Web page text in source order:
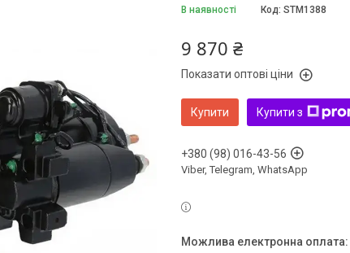
В наявності Код: STM1388
9 870 ₴
Показати оптові ціни
Купити Купити з
+380 (98) 016-43-56
Viber, Telegram, WhatsApp